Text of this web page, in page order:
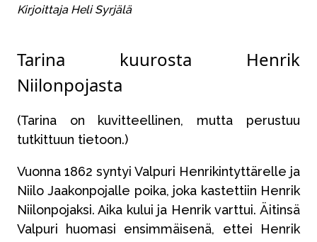
Kirjoittaja Heli Syrjälä
Tarina kuurosta Henrik
Niilonpojasta
(Tarina on kuvitteellinen, mutta perustuu
tutkittuun tietoon.)
Vuonna 1862 syntyi Valpuri Henrikintyttärelle ja
Niilo Jaakonpojalle poika, joka kastettiin Henrik
Niilonpojaksi. Aika kului ja Henrik varttui. Äitinsä
Valpuri huomasi ensimmäisenä, ettei Henrik